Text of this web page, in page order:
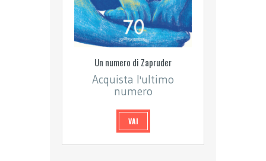
Un numero di Zapruder
Acquista l'ultimo
numero
VAI